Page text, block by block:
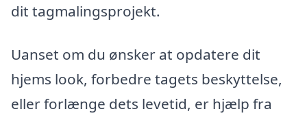
dit tagmalingsprojekt.
Uanset om du ønsker at opdatere dit
hjems look, forbedre tagets beskyttelse,
eller forlænge dets levetid, er hjælp fra